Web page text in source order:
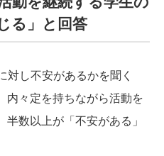
る」と回答
し不安があるかを聞く
内々定を持ちながら活動を
数以上が「不安がある」